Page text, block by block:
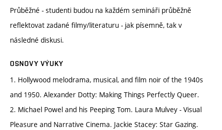
Průběžné - studenti budou na každém semináři průběžně
reflektovat zadané filmy/literaturu - jak písemně, tak v
následné diskusi.
OSNOVY VÝUKY
1. Hollywood melodrama, musical, and film noir of the 1940s
and 1950. Alexander Dotty: Making Things Perfectly Queer.
2. Michael Powel and his Peeping Tom. Laura Mulvey - Visual
Pleasure and Narrative Cinema. Jackie Stacey: Star Gazing.